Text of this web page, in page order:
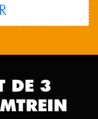
DE 3